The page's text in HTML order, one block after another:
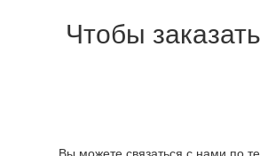
Чтобы
Вы можете связаться с нами по